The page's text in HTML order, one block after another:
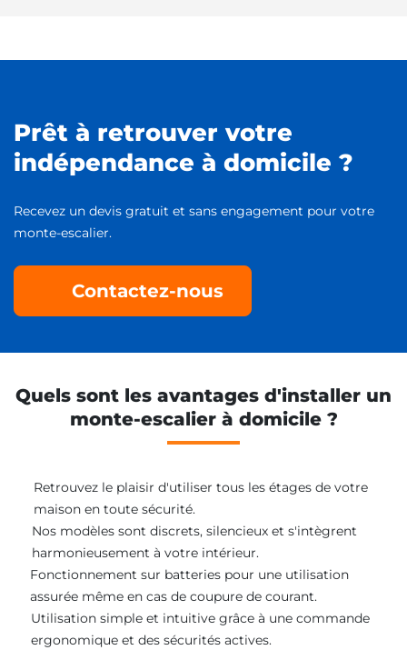
Prêt à retrouver votre
indépendance à domicile ?
Recevez un devis gratuit et sans engagement pour votre
monte-escalier.
Contactez-nous
Quels sont les avantages d'installer un
monte-escalier à domicile ?
Retrouvez le plaisir d'utiliser tous les étages de votre
maison en toute sécurité.
Nos modèles sont discrets, silencieux et s'intègrent
harmonieusement à votre intérieur.
Fonctionnement sur batteries pour une utilisation
assurée même en cas de coupure de courant.
Utilisation simple et intuitive grâce à une commande
ergonomique et des sécurités actives.